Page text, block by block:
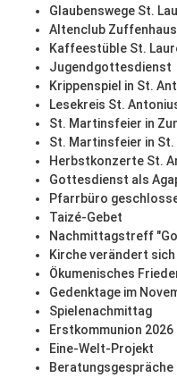
Glaubenswege St.
Altenclub
Kaffeestüble St.
Jugendgottesdienst
Krippenspiel in St.
Lesekreis St.
St. Martinsfeier in
St. Martinsfeier in St.
Herbstkonzerte St.
Gottesdienst als
Pfarrbüro
Taizé-Gebet
Nachmittagstreff
Kirche verändert sich
Ökumenisches
Gedenktage im
Spielenachmittag
Erstkommunion 2026
Eine-Welt-Projekt